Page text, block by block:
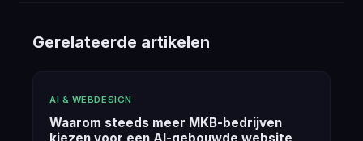
Gerelateerde artikelen
AI & WEBDESIGN
Waarom steeds meer MKB-bedrijven